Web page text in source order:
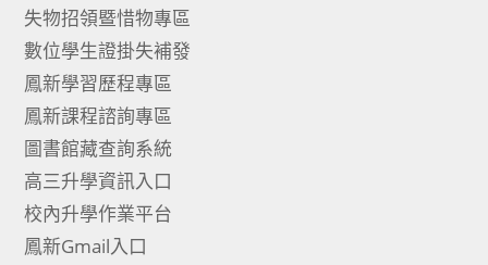
失物招領暨惜物專區
數位學生證掛失補發
鳳新學習歷程專區
鳳新課程諮詢專區
圖書館藏查詢系統
高三升學資訊入口
校內升學作業平台
鳳新Gmail入口